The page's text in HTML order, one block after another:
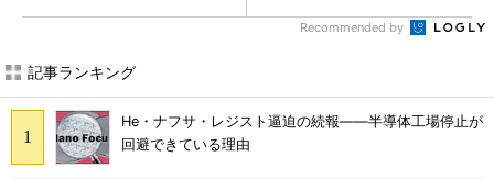
Recommended by
記事ランキング
He・ナフサ・レジスト逼迫の続報――半導体工場停止が
回避できている理由